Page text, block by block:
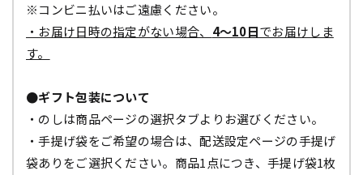
※コンビニ払いはご遠慮ください。
・お届け日時の指定がない場合、 4～10日でお届けしま
す。
●ギフト包装について
・のしは商品ページの選択タブよりお選びください。
・手提げ袋をご希望の場合は、配送設定ページの手提げ
袋ありをご選択ください。商品1点につき、手提げ袋1枚